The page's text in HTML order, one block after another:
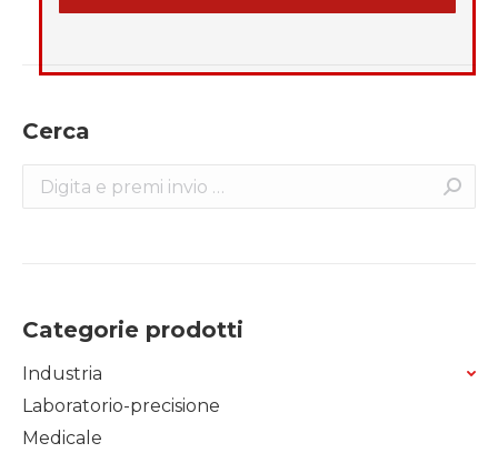
Cerca
Search:
Categorie prodotti
Industria
Laboratorio-precisione
Medicale